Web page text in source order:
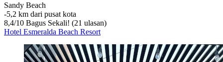
Sandy Beach
‐5,2 km dari pusat kota
8,4/10 Bagus Sekali! (21 ulasan)
Hotel Esmeralda Beach Resort